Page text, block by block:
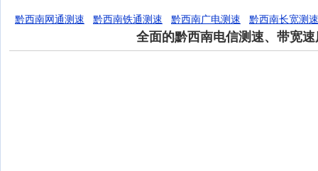
黔西南网通测速 黔西南铁通测速 黔西南广电测速 黔西南长宽测速
全面的黔西南电信测速、带宽